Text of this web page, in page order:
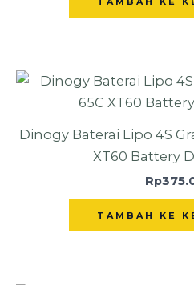
Dinogy Baterai Lipo 4S
XT60 Battery
Rp
TAMBAH KE